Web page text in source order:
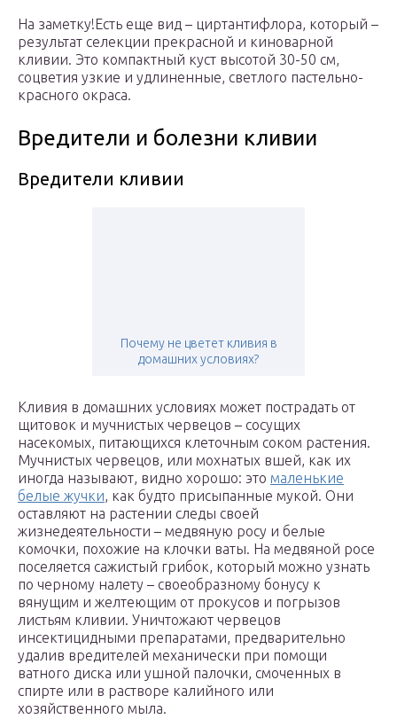
На заметку!Есть еще вид – циртантифлора, который –
результат селекции прекрасной и киноварной
кливии. Это компактный куст высотой 30-50 см,
соцветия узкие и удлиненные, светлого пастельно-
красного окраса.
Вредители и болезни кливии
Вредители кливии
Почему не цветет кливия в
домашних условиях?
Кливия в домашних условиях может пострадать от
щитовок и мучнистых червецов – сосущих
насекомых, питающихся клеточным соком растения.
Мучнистых червецов, или мохнатых вшей, как их
иногда называют, видно хорошо: это маленькие
белые жучки, как будто присыпанные мукой. Они
оставляют на растении следы своей
жизнедеятельности – медвяную росу и белые
комочки, похожие на клочки ваты. На медвяной росе
поселяется сажистый грибок, который можно узнать
по черному налету – своеобразному бонусу к
вянущим и желтеющим от прокусов и погрызов
листьям кливии. Уничтожают червецов
инсектицидными препаратами, предварительно
удалив вредителей механически при помощи
ватного диска или ушной палочки, смоченных в
спирте или в растворе калийного или
хозяйственного мыла.